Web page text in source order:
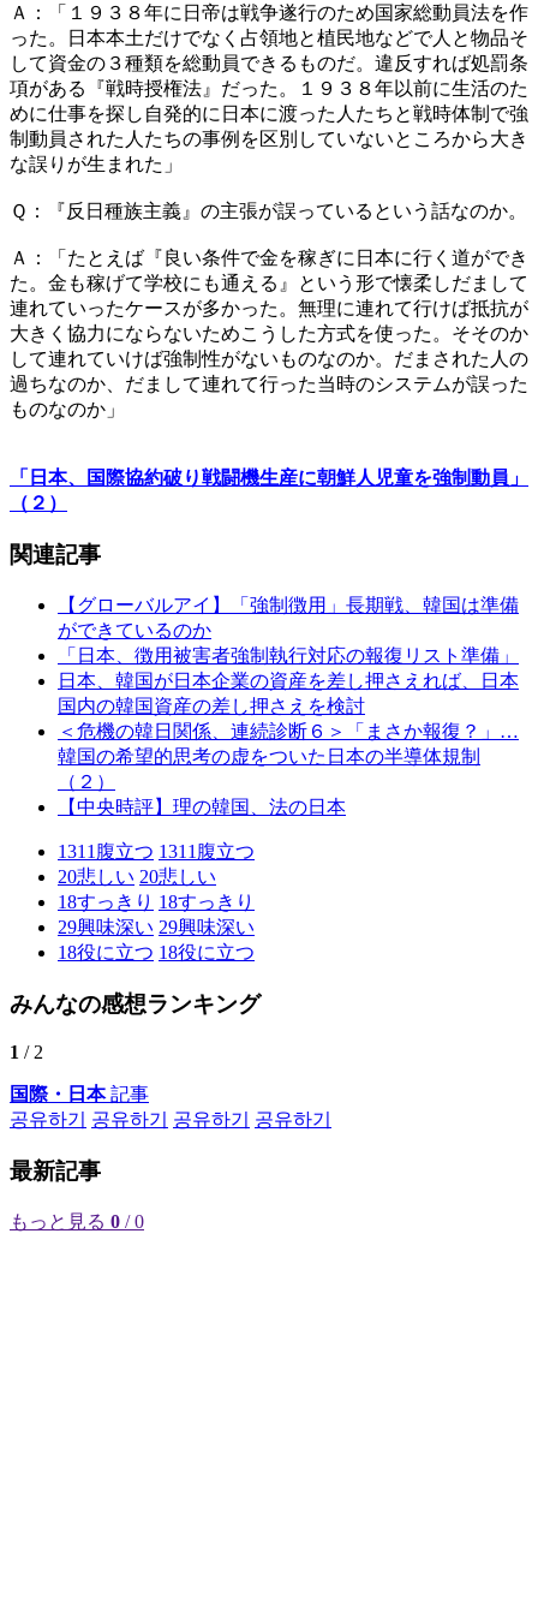
Ａ：「１９３８年に日帝は戦争遂行のため国家総動員法を作
った。日本本土だけでなく占領地と植民地などで人と物品そ
して資金の３種類を総動員できるものだ。違反すれば処罰条
項がある『戦時授権法』だった。１９３８年以前に生活のた
めに仕事を探し自発的に日本に渡った人たちと戦時体制で強
制動員された人たちの事例を区別していないところから大き
な誤りが生まれた」
Ｑ：『反日種族主義』の主張が誤っているという話なのか。
Ａ：「たとえば『良い条件で金を稼ぎに日本に行く道ができ
た。金も稼げて学校にも通える』という形で懐柔しだまして
連れていったケースが多かった。無理に連れて行けば抵抗が
大きく協力にならないためこうした方式を使った。そそのか
して連れていけば強制性がないものなのか。だまされた人の
過ちなのか、だまして連れて行った当時のシステムが誤った
ものなのか」
「日本、国際協約破り戦闘機生産に朝鮮人児童を強制動員」
（２）
関連記事
【グローバルアイ】「強制徴用」長期戦、韓国は準備
ができているのか
「日本、徴用被害者強制執行対応の報復リスト準備」
日本、韓国が日本企業の資産を差し押さえれば、日本
国内の韓国資産の差し押さえを検討
＜危機の韓日関係、連続診断６＞「まさか報復？」…
韓国の希望的思考の虚をついた日本の半導体規制
（２）
【中央時評】理の韓国、法の日本
1311 腹立つ 1311 腹立つ
20悲しい 20悲しい
18すっきり 18すっきり
29興味深い 29興味深い
18役に立つ 18役に立つ
みんなの感想ランキング
1 / 2
国際・日本記事
공유하기
공유하기 공유하기 공유하기
最新記事
もっと見る 0 / 0